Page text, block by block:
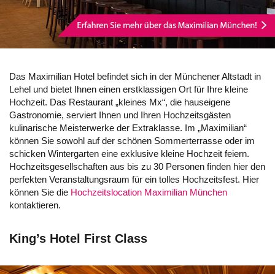
Das Maximilian Hotel befindet sich in der Münchener Altstadt in
Lehel und bietet Ihnen einen erstklassigen Ort für Ihre kleine
Hochzeit. Das Restaurant „kleines Mx“, die hauseigene
Gastronomie, serviert Ihnen und Ihren Hochzeitsgästen
kulinarische Meisterwerke der Extraklasse. Im „Maximilian“
können Sie sowohl auf der schönen Sommerterrasse oder im
schicken Wintergarten eine exklusive kleine Hochzeit feiern.
Hochzeitsgesellschaften aus bis zu 30 Personen finden hier den
perfekten Veranstaltungsraum für ein tolles Hochzeitsfest. Hier
können Sie die Hochzeitslocation Maximilian München
kontaktieren.
King’s Hotel First Class